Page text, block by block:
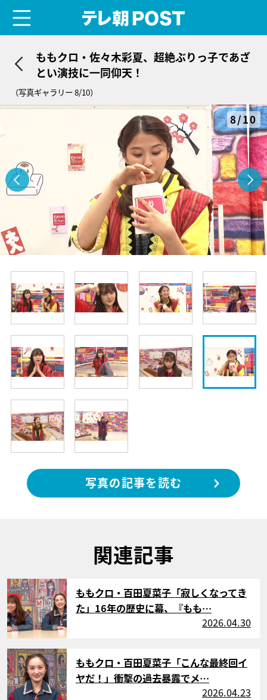
ももクロ・佐々木彩夏、超絶ぶりっ子であざ
とい演技に一同仰天！
（写真ギャラリー 8/10）
8/10
写真の記事を読む
関連記事
サムネイル
ももクロ・百田夏菜子「寂しくなってき
た」16年の歴史に幕、『もも…
2026.04.30
サムネイル
ももクロ・百田夏菜子「こんな最終回イ
ヤだ！」衝撃の過去暴露でメ…
2026.04.23